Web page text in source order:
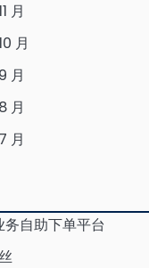
月
月
月
月
月
自助下单平台